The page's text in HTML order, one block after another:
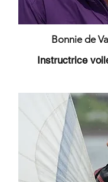
Bonnie de
Instructrice